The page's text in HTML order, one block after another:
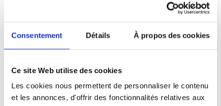
Consentement Détails À propos des cookies
Ce site Web utilise des cookies
Les cookies nous permettent de personnaliser le contenu
et les annonces, d'offrir des fonctionnalités relatives aux
candidat
Qualifications et diplômes :
Profil recherché :